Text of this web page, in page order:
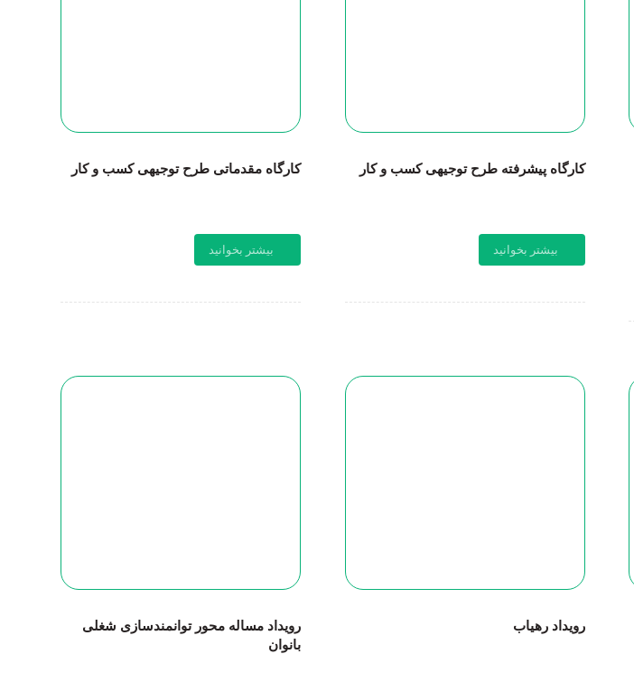
کارگاه مقدماتی طرح توجیهی کسب و کار
بیشتر بخوانید
کارگاه‌ پیشرفته طرح توجیهی کسب و کار
بیشتر بخوانید
رویداد مساله محور توانمندسازی شغلی
بانوان
رویداد رهیاب